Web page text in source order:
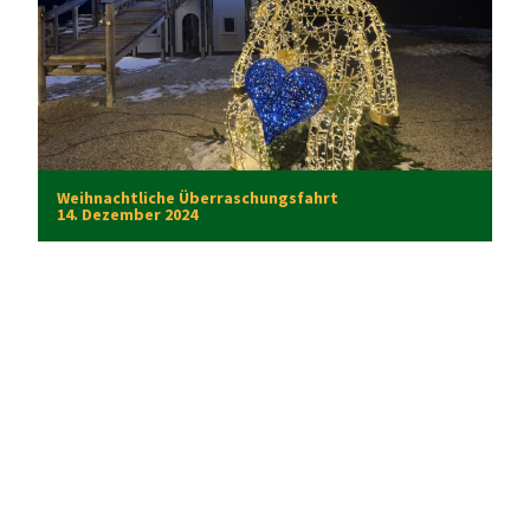
Weihnachtliche Überraschungsfahrt
14. Dezember 2024